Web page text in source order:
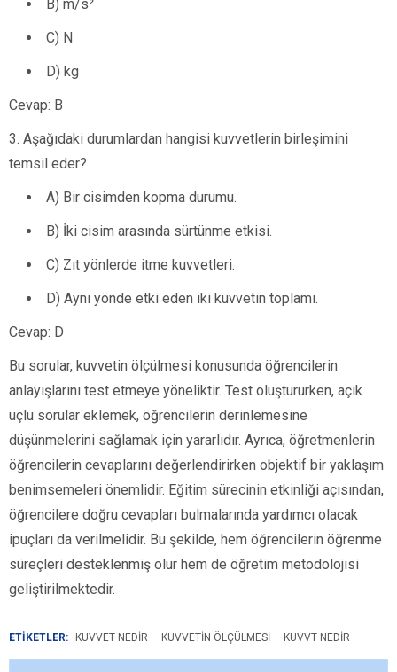
B) m/s²
C) N
D) kg
Cevap: B
3. Aşağıdaki durumlardan hangisi kuvvetlerin birleşimini
temsil eder?
A) Bir cisimden kopma durumu.
B) İki cisim arasında sürtünme etkisi.
C) Zıt yönlerde itme kuvvetleri.
D) Aynı yönde etki eden iki kuvvetin toplamı.
Cevap: D
Bu sorular, kuvvetin ölçülmesi konusunda öğrencilerin
anlayışlarını test etmeye yöneliktir. Test oluştururken, açık
uçlu sorular eklemek, öğrencilerin derinlemesine
düşünmelerini sağlamak için yararlıdır. Ayrıca, öğretmenlerin
öğrencilerin cevaplarını değerlendirirken objektif bir yaklaşım
benimsemeleri önemlidir. Eğitim sürecinin etkinliği açısından,
öğrencilere doğru cevapları bulmalarında yardımcı olacak
ipuçları da verilmelidir. Bu şekilde, hem öğrencilerin öğrenme
süreçleri desteklenmiş olur hem de öğretim metodolojisi
geliştirilmektedir.
ETİKETLER: KUVVET NEDIR KUVVETIN ÖLÇÜLMESI KUVVT NEDIR